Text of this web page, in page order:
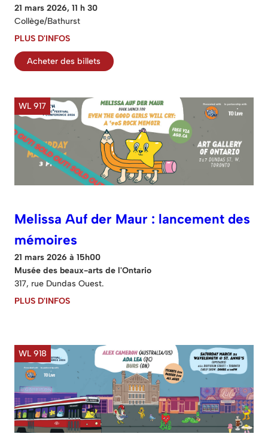
21 mars 2026, 11 h 30
Collège/Bathurst
PLUS D'INFOS
Acheter des billets
WL 917
Melissa Auf der Maur : lancement des
mémoires
21 mars 2026 à 15h00
Musée des beaux-arts de l'Ontario
317, rue Dundas Ouest.
PLUS D'INFOS
WL 918